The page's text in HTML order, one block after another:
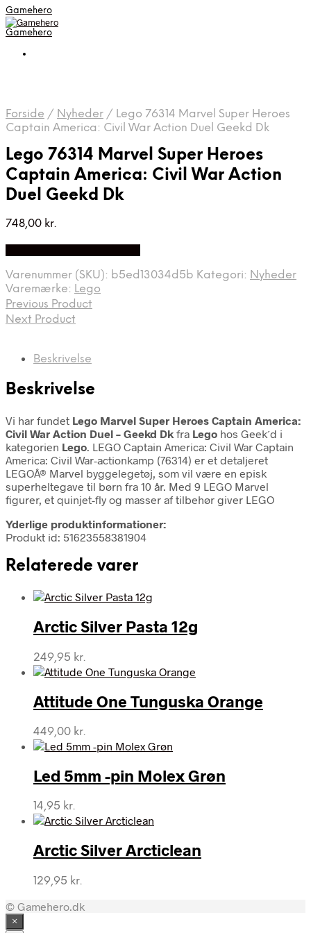
Gamehero
Gamehero
Forside / Nyheder / Lego 76314 Marvel Super Heroes
Captain America: Civil War Action Duel Geekd Dk
Lego 76314 Marvel Super Heroes
Captain America: Civil War Action
Duel Geekd Dk
748,00 kr.
Varenummer (SKU): b5ed13034d5b Kategori: Nyheder
Varemærke: Lego
Previous Product
Next Product
Beskrivelse
Beskrivelse
Vi har fundet Lego Marvel Super Heroes Captain America:
Civil War Action Duel – Geekd Dk fra Lego hos Geek´d i
kategorien Lego. LEGO Captain America: Civil War Captain
America: Civil War-actionkamp (76314) er et detaljeret
LEGOÂ® Marvel byggelegetøj, som vil være en episk
superheltegave til børn fra 10 år. Med 9 LEGO Marvel
figurer, et quinjet-fly og masser af tilbehør giver LEGO
Yderlige produktinformationer:
Produkt id: 51623558381904
Relaterede varer
Arctic Silver Pasta 12g
249,95 kr.
Attitude One Tunguska Orange
449,00 kr.
Led 5mm -pin Molex Grøn
14,95 kr.
Arctic Silver Arcticlean
129,95 kr.
© Gamehero.dk
×